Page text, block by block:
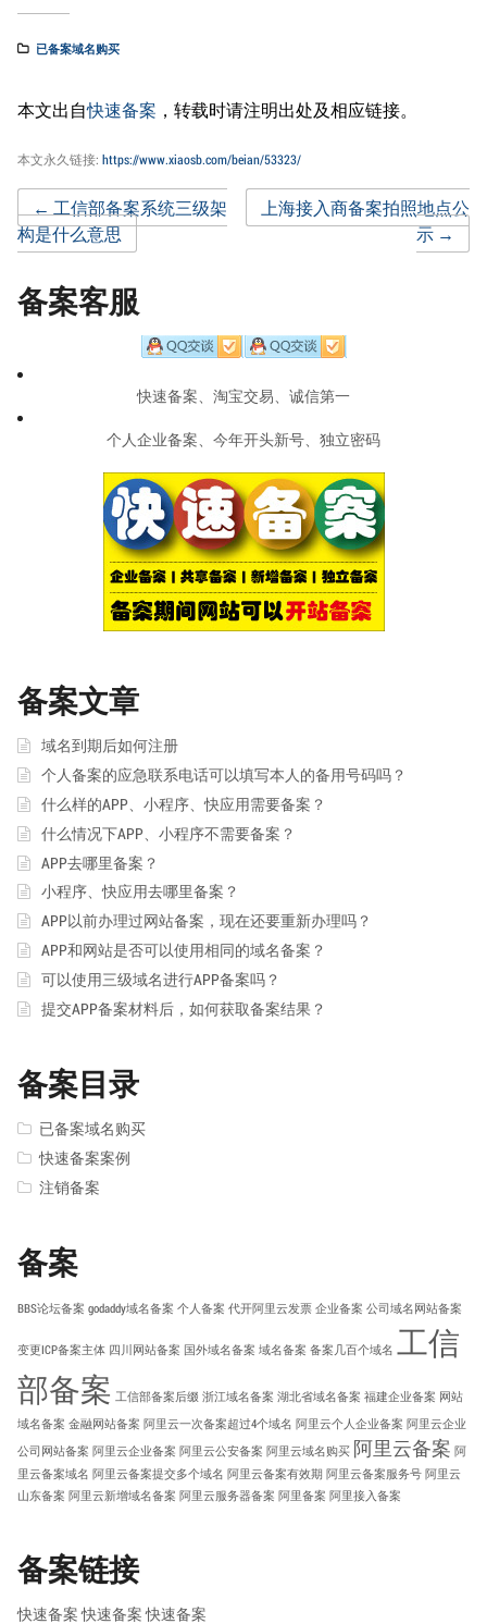
已备案域名购买
本文出自快速备案 ，转载时请注明出处及相应链接。
本文永久链接: https://www.xiaosb.com/beian/53323/
Post
navigation
← 工信部备案系统三级架
构是什么意思
上海接入商备案拍照地点公
示→
备案客服
快速备案、淘宝交易、诚信第一
个人企业备案、今年开头新号、独立密码
备案文章
域名到期后如何注册
个人备案的应急联系电话可以填写本人的备用号码吗？
什么样的APP、小程序、快应用需要备案？
什么情况下APP、小程序不需要备案？
APP去哪里备案？
小程序、快应用去哪里备案？
APP以前办理过网站备案，现在还要重新办理吗？
APP和网站是否可以使用相同的域名备案？
可以使用三级域名进行APP备案吗？
提交APP备案材料后，如何获取备案结果？
备案目录
已备案域名购买
快速备案案例
注销备案
备案
BBS论坛备案 godaddy域名备案 个人备案 代开阿里云发票 企业备案 公司域名网站备案
变更ICP备案主体 四川网站备案 国外域名备案 域名备案 备案几百个域名 工信
部备案 工信部备案后缀 浙江域名备案 湖北省域名备案 福建企业备案 网站
域名备案 金融网站备案 阿里云一次备案超过4个域名 阿里云个人企业备案 阿里云企业
公司网站备案 阿里云企业备案 阿里云公安备案 阿里云域名购买 阿里云备案 阿
里云备案域名 阿里云备案提交多个域名 阿里云备案有效期 阿里云备案服务号 阿里云
山东备案 阿里云新增域名备案 阿里云服务器备案 阿里备案 阿里接入备案
备案链接
快速备案 快速备案 快速备案